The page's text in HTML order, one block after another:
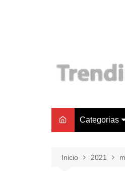
Categorias
Negocios
Inicio 2021